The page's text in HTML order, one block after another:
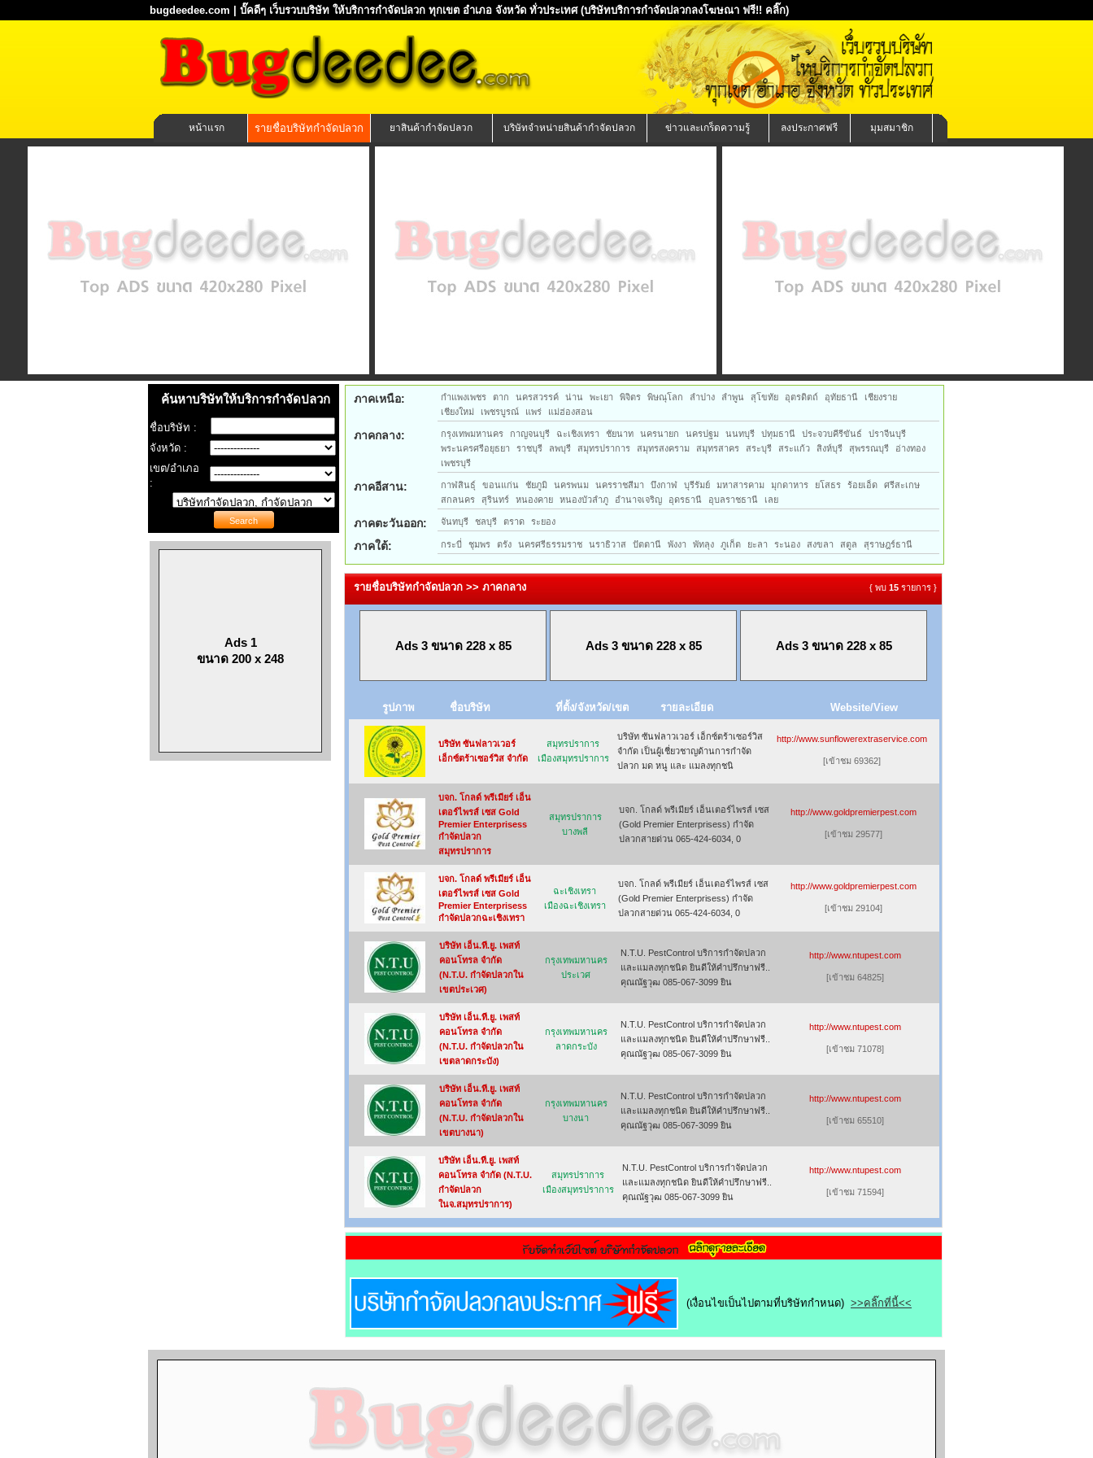
bugdeedee.com | บั๊คดีๆ เว็บรวบบริษัท ให้บริการกำจัดปลวก ทุกเขต อำเภอ จังหวัด ทั่วประเทศ (บริษัทบริการกำจัดปลวกลงโฆษณา ฟรี!! คลิ๊ก)
หน้าแรก รายชื่อบริษัทกำจัดปลวก ยาสินค้ากำจัดปลวก บริษัทจำหน่ายสินค้ากำจัดปลวก ข่าวและเกร็ดความรู้ ลงประกาศฟรี มุมสมาชิก
ค้นหาบริษัทให้บริการกำจัดปลวก
ชื่อบริษัท :
จังหวัด :
เขต/อำเภอ
:
Ads 1
ขนาด 200 x 248
ภาคเหนือ: กำแพงเพชร ตาก นครสวรรค์ น่าน พะเยา พิจิตร พิษณุโลก ลำปาง ลำพูน สุโขทัย อุตรดิตถ์ อุทัยธานี
เชียงราย
เชียงใหม่
เพชรบูรณ์ แพร่ แม่ฮ่องสอน
ภาคกลาง: กรุงเทพมหานคร กาญจนบุรี ฉะเชิงเทรา ชัยนาท นครนายก นครปฐม นนทบุรี ปทุมธานี ประจวบคีรีขันธ์
ปราจีนบุรี
พระนครศรีอยุธยา
ราชบุรี ลพบุรี สมุทรปราการ สมุทรสงคราม สมุทรสาคร สระบุรี สระแก้ว สิงห์บุรี สุพรรณบุรี
อ่างทอง
เพชรบุรี
ภาคอีสาน: กาฬสินธุ์ ขอนแก่น ชัยภูมิ นครพนม นครราชสีมา บึงกาฬ บุรีรัมย์ มหาสารคาม มุกดาหาร ยโสธร ร้อยเอ็ด
ศรีสะเกษ
สกลนคร
สุรินทร์ หนองคาย หนองบัวลำภู อำนาจเจริญ อุดรธานี อุบลราชธานี เลย
ภาคตะวันออก: จันทบุรี ชลบุรี ตราด ระยอง
ภาคใต้: กระบี่ ชุมพร ตรัง นครศรีธรรมราช นราธิวาส ปัตตานี พังงา พัทลุง ภูเก็ต ยะลา ระนอง สงขลา สตูล สุราษฎร์ธานี
รายชื่อบริษัทกำจัดปลวก >> ภาคกลาง { พบ 15 รายการ }
Ads 3 ขนาด 228 x 85 Ads 3 ขนาด 228 x 85 Ads 3 ขนาด 228 x 85
รูปภาพ ชื่อบริษัท ที่ตั้ง/จังหวัด/เขต รายละเอียด Website/View
บริษัท ซันฟลาวเวอร์
เอ็กซ์ตร้าเซอร์วิส จำกัด
สมุทรปราการ
เมืองสมุทรปราการ
บริษัท ซันฟลาวเวอร์ เอ็กซ์ตร้าเซอร์วิส
จำกัด เป็นผู้เชี่ยวชาญด้านการกำจัด
ปลวก มด หนู และ แมลงทุกชนิ
http://www.sunflowerextraservice.com
[เข้าชม 69362]
บจก. โกลด์ พรีเมียร์ เอ็น
เตอร์ไพรส์ เซส Gold
Premier Enterprisess
กำจัดปลวก
สมุทรปราการ
สมุทรปราการ
บางพลี
บจก. โกลด์ พรีเมียร์ เอ็นเตอร์ไพรส์ เซส
(Gold Premier Enterprisess) กำจัด
ปลวกสายด่วน 065-424-6034, 0
http://www.goldpremierpest.com
[เข้าชม 29577]
บจก. โกลด์ พรีเมียร์ เอ็น
เตอร์ไพรส์ เซส Gold
Premier Enterprisess
กำจัดปลวกฉะเชิงเทรา
ฉะเชิงเทรา
เมืองฉะเชิงเทรา
บจก. โกลด์ พรีเมียร์ เอ็นเตอร์ไพรส์ เซส
(Gold Premier Enterprisess) กำจัด
ปลวกสายด่วน 065-424-6034, 0
http://www.goldpremierpest.com
[เข้าชม 29104]
บริษัท เอ็น.ที.ยู. เพสท์
คอนโทรล จำกัด
(N.T.U. กำจัดปลวกใน
เขตประเวศ)
กรุงเทพมหานคร
ประเวศ
N.T.U. PestControl บริการกำจัดปลวก
และแมลงทุกชนิด ยินดีให้คำปรึกษาฟรี..
คุณณัฐวุฒ 085-067-3099 ยิน
http://www.ntupest.com
[เข้าชม 64825]
บริษัท เอ็น.ที.ยู. เพสท์
คอนโทรล จำกัด
(N.T.U. กำจัดปลวกใน
เขตลาดกระบัง)
กรุงเทพมหานคร
ลาดกระบัง
N.T.U. PestControl บริการกำจัดปลวก
และแมลงทุกชนิด ยินดีให้คำปรึกษาฟรี..
คุณณัฐวุฒ 085-067-3099 ยิน
http://www.ntupest.com
[เข้าชม 71078]
บริษัท เอ็น.ที.ยู. เพสท์
คอนโทรล จำกัด
(N.T.U. กำจัดปลวกใน
เขตบางนา)
กรุงเทพมหานคร
บางนา
N.T.U. PestControl บริการกำจัดปลวก
และแมลงทุกชนิด ยินดีให้คำปรึกษาฟรี..
คุณณัฐวุฒ 085-067-3099 ยิน
http://www.ntupest.com
[เข้าชม 65510]
บริษัท เอ็น.ที.ยู. เพสท์
คอนโทรล จำกัด (N.T.U.
กำจัดปลวก
ในจ.สมุทรปราการ)
สมุทรปราการ
เมืองสมุทรปราการ
N.T.U. PestControl บริการกำจัดปลวก
และแมลงทุกชนิด ยินดีให้คำปรึกษาฟรี..
คุณณัฐวุฒ 085-067-3099 ยิน
http://www.ntupest.com
[เข้าชม 71594]
(เงื่อนไขเป็นไปตามที่บริษัทกำหนด) >>คลิ๊กที่นี้<<